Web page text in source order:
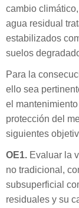
cambio
agua residual
estabilizados
suelos
Para la
ello sea
el
protección del
siguientes
OE1. Evaluar la
no tradicional,
subsuperficial
residuales y su